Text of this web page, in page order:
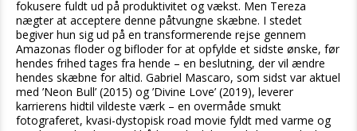
fokusere fuldt ud på produktivitet og vækst. Men Tereza
nægter at acceptere denne påtvungne skæbne. I stedet
begiver hun sig ud på en transformerende rejse gennem
Amazonas floder og bifloder for at opfylde et sidste ønske, før
hendes frihed tages fra hende – en beslutning, der vil ændre
hendes skæbne for altid. Gabriel Mascaro, som sidst var aktuel
med ’Neon Bull’ (2015) og ’Divine Love’ (2019), leverer
karrierens hidtil vildeste værk – en overmåde smukt
fotograferet, kvasi-dystopisk road movie fyldt med varme og